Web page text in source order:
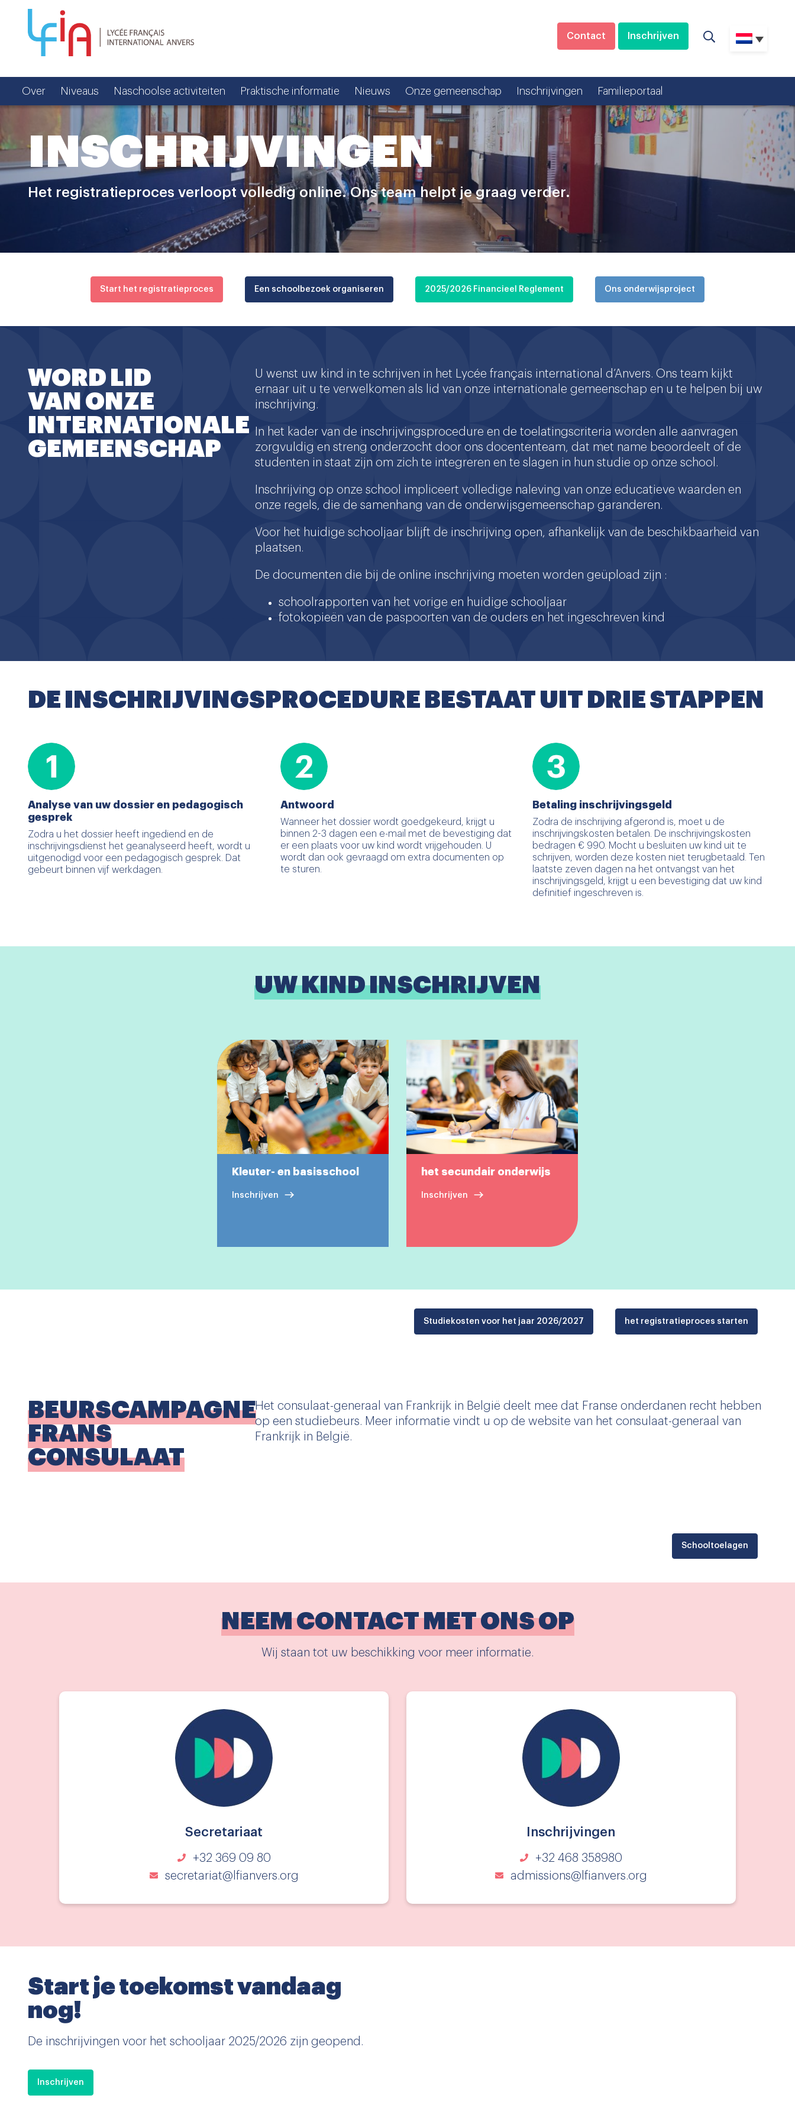
Contact Inschrijven
Over Niveaus Naschoolse activiteiten Praktische informatie Nieuws Onze gemeenschap Inschrijvingen Familieportaal
INSCHRIJVINGEN
Het registratieproces verloopt volledig online. Ons team helpt je graag verder.
Start het registratieproces Een schoolbezoek organiseren 2025/2026 Financieel Reglement Ons onderwijsproject
WORD LID
VAN ONZE
INTERNATIONALE
GEMEENSCHAP
U wenst uw kind in te schrijven in het Lycée français international d’Anvers. Ons team kijkt
ernaar uit u te verwelkomen als lid van onze internationale gemeenschap en u te helpen bij uw
inschrijving.
In het kader van de inschrijvingsprocedure en de toelatingscriteria worden alle aanvragen
zorgvuldig en streng onderzocht door ons docententeam, dat met name beoordeelt of de
studenten in staat zijn om zich te integreren en te slagen in hun studie op onze school.
Inschrijving op onze school impliceert volledige naleving van onze educatieve waarden en
onze regels, die de samenhang van de onderwijsgemeenschap garanderen.
Voor het huidige schooljaar blijft de inschrijving open, afhankelijk van de beschikbaarheid van
plaatsen.
De documenten die bij de online inschrijving moeten worden geüpload zijn :
schoolrapporten van het vorige en huidige schooljaar
fotokopieën van de paspoorten van de ouders en het ingeschreven kind
DE INSCHRIJVINGSPROCEDURE BESTAAT UIT DRIE STAPPEN
Analyse van uw dossier en pedagogisch
gesprek
Zodra u het dossier heeft ingediend en de
inschrijvingsdienst het geanalyseerd heeft, wordt u
uitgenodigd voor een pedagogisch gesprek. Dat
gebeurt binnen vijf werkdagen.
Antwoord
Wanneer het dossier wordt goedgekeurd, krijgt u
binnen 2-3 dagen een e-mail met de bevestiging dat
er een plaats voor uw kind wordt vrijgehouden. U
wordt dan ook gevraagd om extra documenten op
te sturen.
Betaling inschrijvingsgeld
Zodra de inschrijving afgerond is, moet u de
inschrijvingskosten betalen. De inschrijvingskosten
bedragen € 990. Mocht u besluiten uw kind uit te
schrijven, worden deze kosten niet terugbetaald. Ten
laatste zeven dagen na het ontvangst van het
inschrijvingsgeld, krijgt u een bevestiging dat uw kind
definitief ingeschreven is.
UW KIND INSCHRIJVEN
Kleuter- en basisschool
Inschrijven
het secundair onderwijs
Inschrijven
Studiekosten voor het jaar 2026/2027 het registratieproces starten
BEURSCAMPAGNE
FRANS
CONSULAAT
Het consulaat-generaal van Frankrijk in België deelt mee dat Franse onderdanen recht hebben
op een studiebeurs. Meer informatie vindt u op de website van het consulaat-generaal van
Frankrijk in België.
Schooltoelagen
NEEM CONTACT MET ONS OP
Wij staan tot uw beschikking voor meer informatie.
Secretariaat
+32 369 09 80
secretariat@lfianvers.org
Inschrijvingen
+32 468 358980
admissions@lfianvers.org
Start je toekomst vandaag
nog!
De inschrijvingen voor het schooljaar 2025/2026 zijn geopend.
Inschrijven